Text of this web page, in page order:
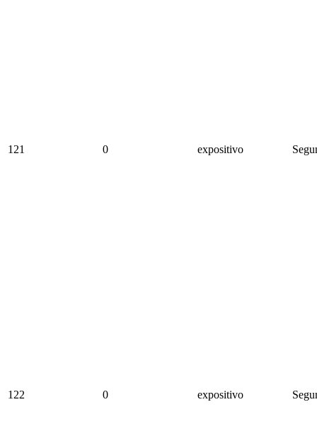
121 0 expositivo
122 0 expositivo